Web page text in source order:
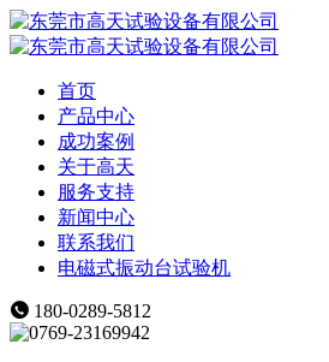
首页
产品中心
成功案例
关于高天
服务支持
新闻中心
联系我们
电磁式振动台试验机
180-0289-5812